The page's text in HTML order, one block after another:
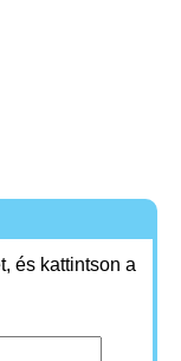
és kattintson a